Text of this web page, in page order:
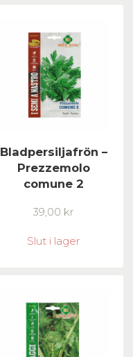
Bladpersiljafrön –
Prezzemolo
comune 2
39,00 kr
Slut i lager